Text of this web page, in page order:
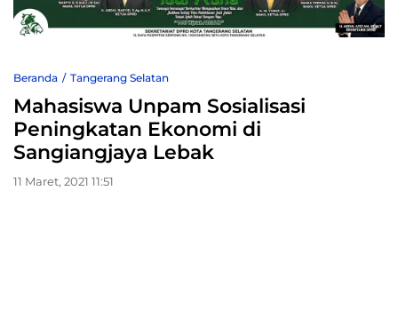
Beranda Tangerang Selatan
Mahasiswa Unpam Sosialisasi
Peningkatan Ekonomi di
Sangiangjaya Lebak
11 Maret, 2021 11:51